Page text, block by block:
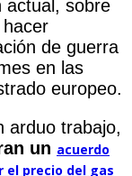
actual, sobre
de guerra
en las
europeo.
arduo trabajo,
un acuerdo
el precio del gas